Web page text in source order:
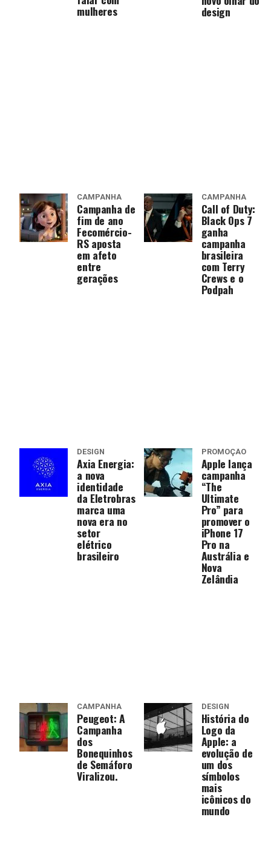
mulheres design
CAMPANHA
Campanha de
fim de ano
Fecomércio-
RS aposta
em afeto
entre
gerações
CAMPANHA
Call of Duty:
Black Ops 7
ganha
campanha
brasileira
com Terry
Crews e o
Podpah
DESIGN
Axia Energia:
a nova
identidade
da Eletrobras
marca uma
nova era no
setor
elétrico
brasileiro
PROMOÇÃO
Apple lança
campanha
“The
Ultimate
Pro” para
promover o
iPhone 17
Pro na
Austrália e
Nova
Zelândia
CAMPANHA
Peugeot: A
Campanha
dos
Bonequinhos
de Semáforo
Viralizou.
DESIGN
História do
Logo da
Apple: a
evolução de
um dos
símbolos
mais
icônicos do
mundo